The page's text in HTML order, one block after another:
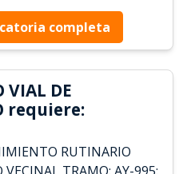
completa
VIAL DE
requiere:
RUTINARIO